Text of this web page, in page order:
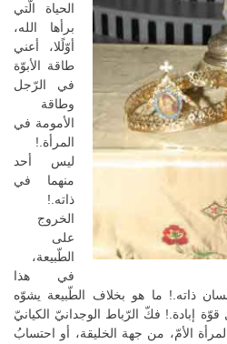
الحياة الّتي
برأها الله،
أوّلًلا، أعني
طاقة الأبوّة
في الرّجل
وطاقة
الأمومة في
المرأة.!
ليس أحد
منهما في
ذاته.!
الخروج
على
الطّبيعة،
في هذا
ذاته.! ما هو بخلاف الطّبيعة يشوّه
إبادة.! فكّ الرّباط الوجدانيّ الكيانيّ
الأمّ، من جهة الخليقة، أو احتسابُ